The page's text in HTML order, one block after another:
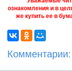
ознакомления и в
же купить ее в
Комментарии: